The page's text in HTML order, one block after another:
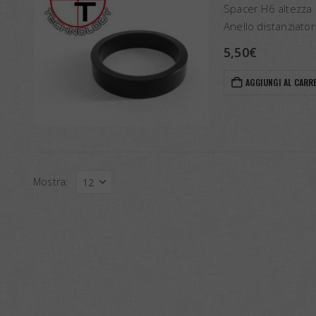
Spacer H6 altezza
Anello
5,50€
AGGIUNGI AL
Mostra: